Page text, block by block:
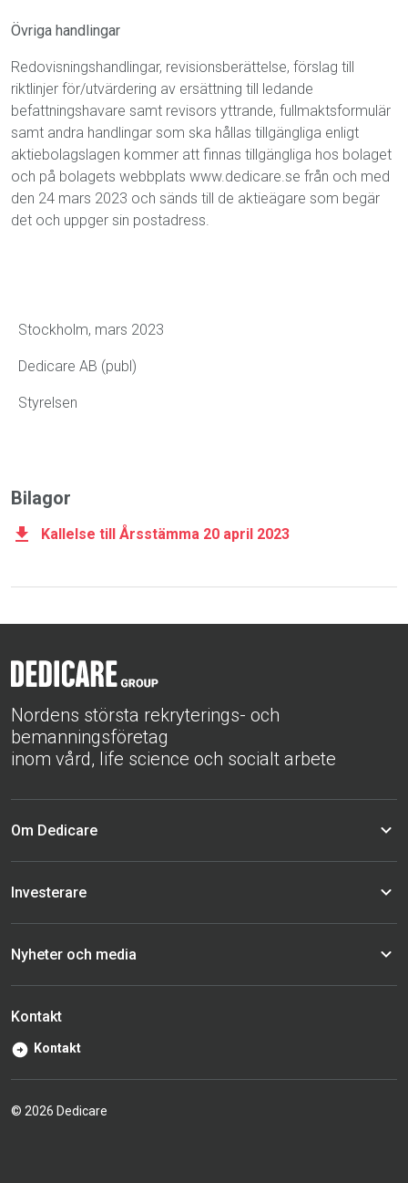
Övriga handlingar
Redovisningshandlingar, revisionsberättelse, förslag till
riktlinjer för/utvärdering av ersättning till ledande
befattningshavare samt revisors yttrande, fullmaktsformulär
samt andra handlingar som ska hållas tillgängliga enligt
aktiebolagslagen kommer att finnas tillgängliga hos bolaget
och på bolagets webbplats www.dedicare.se från och med
den 24 mars 2023 och sänds till de aktieägare som begär
det och uppger sin postadress.
Stockholm, mars 2023
Dedicare AB (publ)
Styrelsen
Bilagor
Kallelse till Årsstämma 20 april 2023
Nordens största rekryterings- och
bemanningsföretag
inom vård, life science och socialt arbete
Om Dedicare
Investerare
Nyheter och media
Kontakt
Kontakt
© 2026 Dedicare